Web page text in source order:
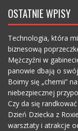
OSTATNIE WPISY
Technologia, która
biznesową
Mężczyźni w
panowie dbają o
Boimy się „chemii”
niebezpiecznej
Czy da się
Dzień Dziecka z
warsztaty i atrakcje